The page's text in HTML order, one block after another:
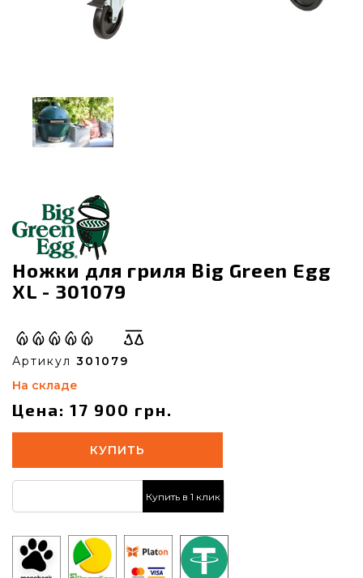
Ножки для гриля Big Green Egg
XL - 301079
Артикул 301079
На складе
Цена: 17 900 грн.
КУПИТЬ
Купить в 1 клик